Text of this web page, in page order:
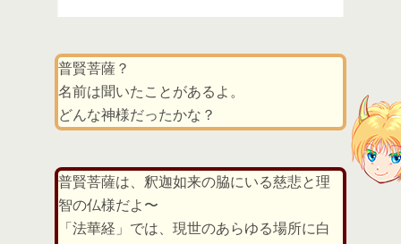
普賢菩薩？
名前は聞いたことがあるよ。
どんな神様だったかな？
普賢菩薩は、釈迦如来の脇にいる慈悲と理
智の仏様だよ〜
「法華経」では、現世のあらゆる場所に白